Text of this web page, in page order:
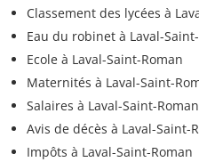
Classement des lycées à
Eau du robinet à Laval-
Ecole à Laval-Saint-Roman
Maternités à Laval-Saint-
Salaires à Laval-Saint-Roman
Avis de décès à Laval-Saint-
Impôts à Laval-Saint-Roman